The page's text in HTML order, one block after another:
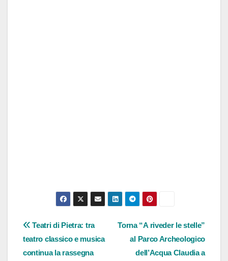
Navigazione
articoli
Torna “A riveder le stelle”
al Parco Archeologico
dell’Acqua Claudia a
Teatri di Pietra: tra
teatro classico e musica
continua la rassegna